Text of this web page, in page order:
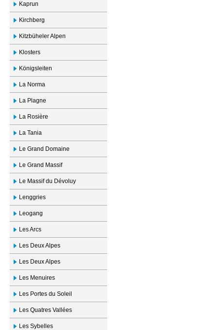
Kaprun
Kirchberg
Kitzbüheler Alpen
Klosters
Königsleiten
La Norma
La Plagne
La Rosière
La Tania
Le Grand Domaine
Le Grand Massif
Le Massif du Dévoluy
Lenggries
Leogang
Les Arcs
Les Deux Alpes
Les Deux Alpes
Les Menuires
Les Portes du Soleil
Les Quatres Vallées
Les Sybelles